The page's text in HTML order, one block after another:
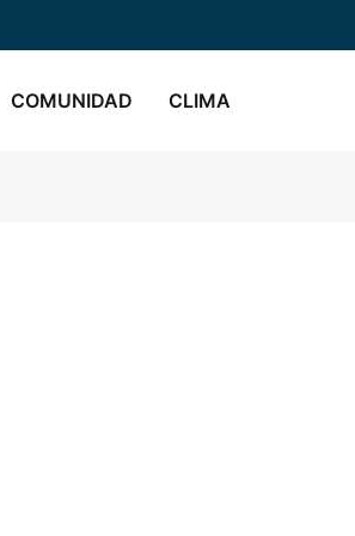
COMUNIDAD CLIMA